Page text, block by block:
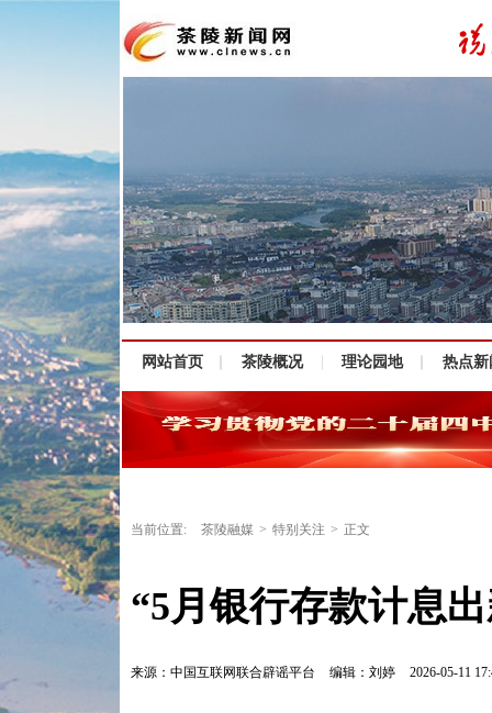
网站首页 茶陵概况 理论园地 热点新
当前位置: 茶陵融媒 > 特别关注 > 正文
“5月银行存款计息出
来源：中国互联网联合辟谣平台 编辑：刘婷 2026-05-11